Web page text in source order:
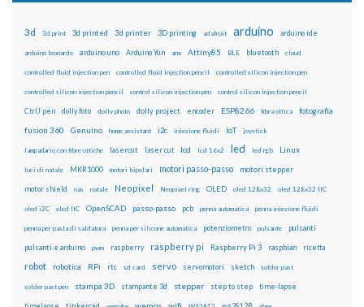
3d 3d print 3d printed 3d printer 3D printing adafruit arduino arduino ide
arduino leonardo arduino uno Arduino Yún arm Attiny85 BLE bluetooth cloud
controlled fluid injection pen controlled fluid injection pencil controlled silicon injection pen
controlled silicon injection pencil control silicon injection pen control silicon injection pencil
CtrlJ pen dolly foto dolly photo dolly project encoder ESP8266 fibra ottica fotografia
fusion 360 Genuino home assistant i2c iniezione fluidi IoT joystick
lampadario con fibre ottiche lasercut laser cut lcd lcd 16x2 led led rgb Linux
luci di natale MKR1000 motori bipolari motori passo-passo motori stepper
motor shield nas natale Neopixel Neopixel ring OLED oled 128x32 oled 128x32 IIC
oled i2C oled IIC OpenSCAD passo-passo pcb penna automatica penna iniezione fluidi
penna per pasta di saldatura penna per silicone automatica potenziometro pulsante pulsanti
pulsanti e arduino pwm raspberry raspberry pi Raspberry Pi 3 raspbian ricetta
robot robotica RPi rtc sd card servo servomotori sketch solder past
solder past pen stampa 3D stampante 3d stepper step to step time-lapse